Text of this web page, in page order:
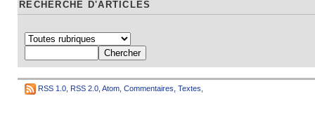
RECHERCHE D'ARTICLES
RSS 1.0 RSS 2.0 Atom Commentaires Textes